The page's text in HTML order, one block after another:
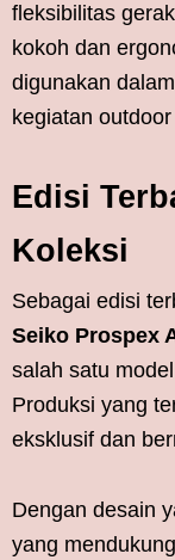
fleksibilitas
kokoh dan
digunakan
kegiatan
Edisi
Koleksi
Sebagai edisi
Seiko Prospex
salah satu
Produksi yang
eksklusif dan
Dengan desain
yang